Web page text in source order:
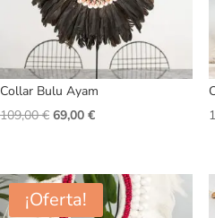
Collar Bulu Ayam
109,00€ El
era:
109,00 €.
69,00 €El
es:
69,00 €.
¡Oferta!